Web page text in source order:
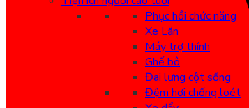
Phục hồi chức năng
Xe Lăn
Máy trợ thính
Ghế bô
Đai lưng cột sống
Đệm hơi chống loét